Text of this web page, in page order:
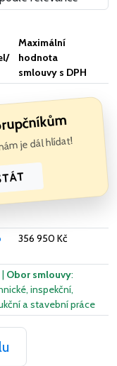
Maximální
hodnota
smlouvy s DPH
je dál hlídat!
356 950 Kč
| Obor smlouvy:
inspekční,
a stavební práce